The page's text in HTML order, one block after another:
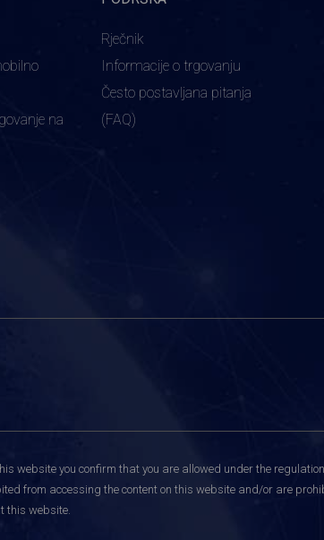
na
Rječnik
Informacije o trgovanju
Često postavljana pitanja
(FAQ)
website you confirm that you are allowed under the
from accessing the content on this website and/or are
this website.